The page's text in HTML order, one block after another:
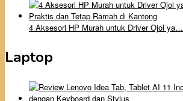
4 Aksesori HP Murah untuk Driver Ojol ya…
Laptop